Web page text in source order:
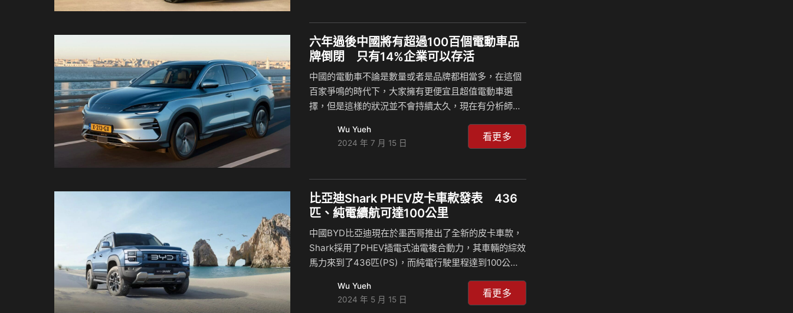
50萬輛，而中國光是在電動車市場部分，一個月就賣超
過100萬輛，這也難怪全球各大汽車品牌前仆後繼想要
到中國市場深耕，不過他們電動車銷量的成長主要還是
等品牌，這些企業透過技術創新和價格優勢在市場中快
速崛起，尤…
六年過後中國將有超過100百個電動車品
牌倒閉 只有14%企業可以存活
中國的電動車不論是數量或者是品牌都相當多，在這個
百家爭鳴的時代下，大家擁有更便宜且超值電動車選
擇，但是這樣的狀況並不會持續太久，現在有分析師預
僅有19家將能夠實現盈利，這項消息引起了市場的關
注，因為中國一直是全球電動車市場的重要驅動力，而
延。 中國境內的電動車市場相當競爭，現在已經經歷了
長達兩年的價格戰，這大大地減少弱勢品牌的利潤率，
也迫使一些較小的品牌退出市場，而這場價格戰由像比
空間，可以透過不斷壓低價格的方式來打敗競爭對手，
這也導致競爭對手不…
Wu Yueh
2024 年 7 月 15 日
看更多
比亞迪Shark PHEV皮卡車款發表 436
匹、純電續航可達100公里
中國BYD比亞迪現在於墨西哥推出了全新的皮卡車款，
Shark採用了PHEV插電式油電複合動力，其車輛的綜效
馬力來到了436匹(PS)，而純電行駛里程達到100公
172.7萬元，略低於同級對手雪佛蘭Colorado，在全新
中型皮卡級距領域非常具有競爭力，但能否前進美國市
Wu Yueh
2024 年 5 月 15 日
看更多